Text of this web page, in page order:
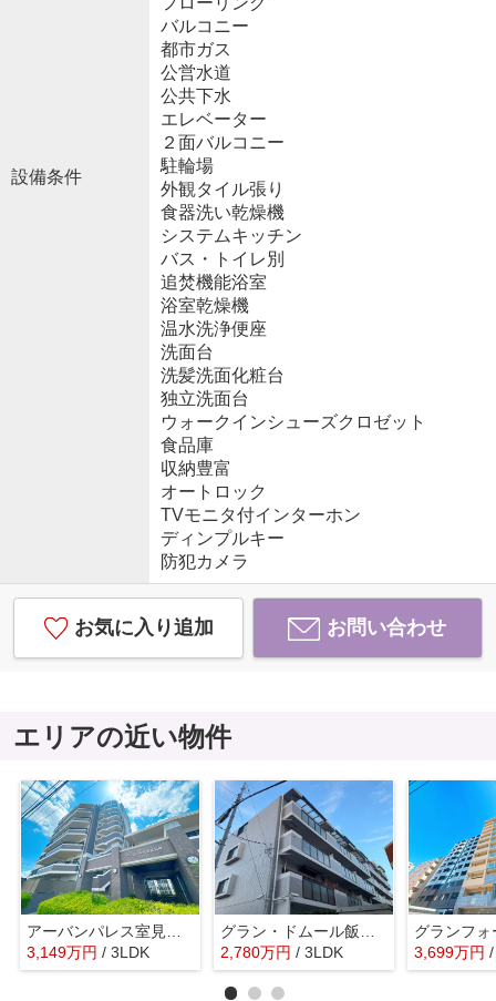
設備条件
バルコニー
都市ガス
公営水道
公共下水
エレベーター
２面バルコニー
駐輪場
外観タイル張り
食器洗い乾燥機
システムキッチン
バス・トイレ別
追焚機能浴室
浴室乾燥機
温水洗浄便座
洗面台
洗髪洗面化粧台
独立洗面台
ウォークインシューズクロゼット
食品庫
収納豊富
オートロック
TVモニタ付インターホン
ディンプルキー
防犯カメラ
お気に入り追加 お問い合わせ
エリアの近い物件
3,149万円 / 3LDK
2,780万円 / 3LDK 3,699万円